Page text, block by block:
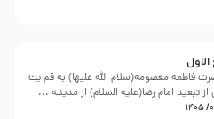
ورود حضرت فاطمه معصومه(سلام الله علیها) به قم یك
تبعید امام رضا(علیه السلام) از مدینـه ...